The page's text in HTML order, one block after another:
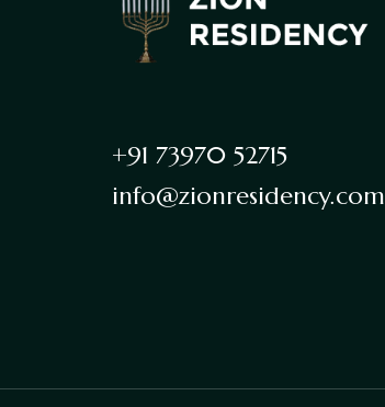
+91 73970 52715
info@zionresidency.com